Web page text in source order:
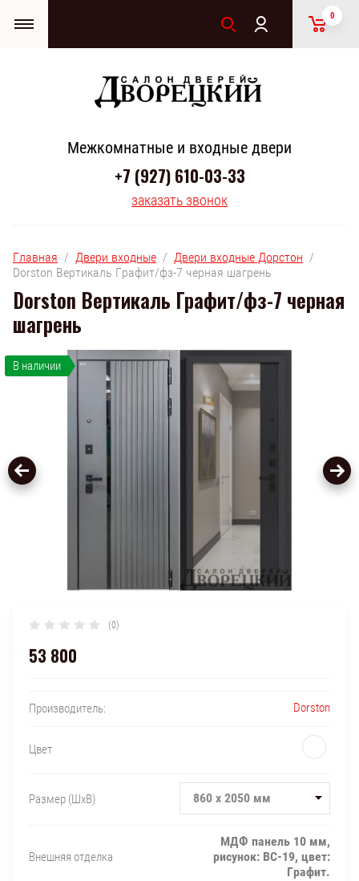
0
Межкомнатные и входные двери
+7 (927) 610-03-33
заказать звонок
Главная
  /
Двери входные
  /
Двери входные Дорстон
  /
Dorston Вертикаль Графит/фз-7 черная шагрень
Dorston Вертикаль Графит/фз-7 черная
шагрень
В наличии
(0)
53 800
Производитель: Dorston
Цвет
Размер (ШxВ) 860 х 2050 мм
Внешняя отделка
МДФ панель 10 мм,
рисунок: BC-19, цвет:
Графит.